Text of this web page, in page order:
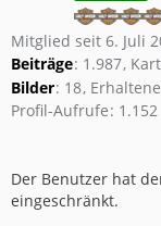
Mitglied seit 6. Juli
Beiträge 1.987
Bilder 18
Profil-Aufrufe 1.152
Der Benutzer hat
eingeschränkt.